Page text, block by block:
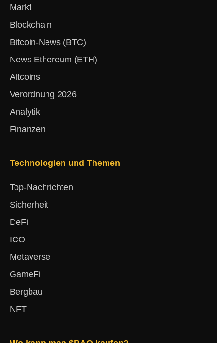
Markt
Blockchain
Bitcoin-News (BTC)
News Ethereum (ETH)
Altcoins
Verordnung 2026
Analytik
Finanzen
Technologien und Themen
Top-Nachrichten
Sicherheit
DeFi
ICO
Metaverse
GameFi
Bergbau
NFT